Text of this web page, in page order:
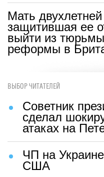
Мать
защитившая ее
выйти из
реформы в
ВЫБОР ЧИТАТЕЛЕЙ
Советник
сделал
атаках на
ЧП на
США